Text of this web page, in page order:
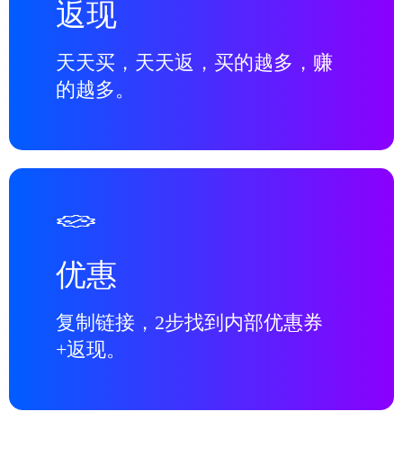
返现
天天买，天天返，买的越多，赚
的越多。
优惠
复制链接，2步找到内部优惠券
+返现。